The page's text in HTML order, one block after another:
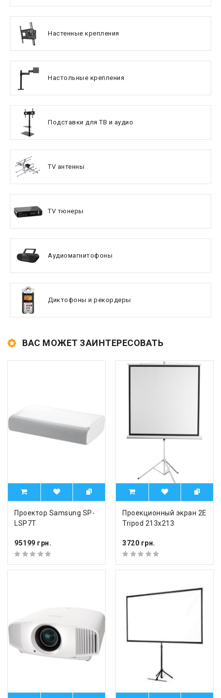
Настенные крепления
Настольные крепления
Подставки для ТВ и аудио
TV антенны
TV тюнеры
Аудиомагнитофоны
Диктофоны и рекордеры
ВАС МОЖЕТ ЗАИНТЕРЕСОВАТЬ
Проектор Samsung SP-
LSP7T
95199 грн.
Проекционный экран 2E
Tripod 213x213
3720 грн.